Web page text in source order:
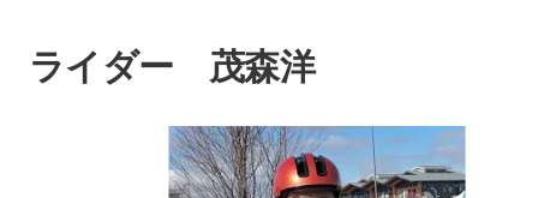
ライダー 茂森洋